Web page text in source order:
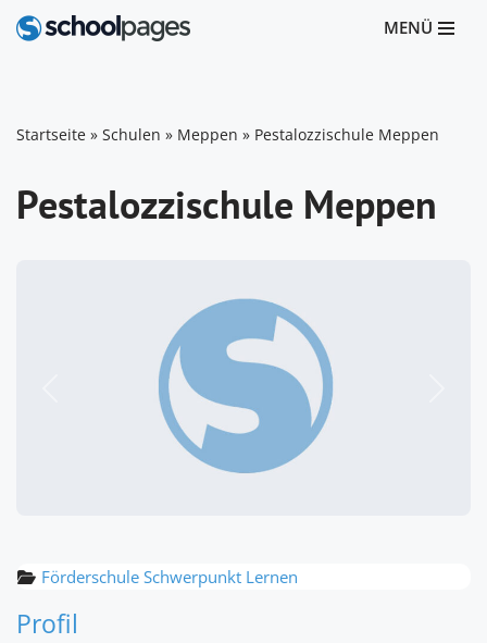
MENÜ
Startseite » Schulen » Meppen » Pestalozzischule Meppen
Pestalozzischule Meppen
Förderschule Schwerpunkt Lernen
Profil